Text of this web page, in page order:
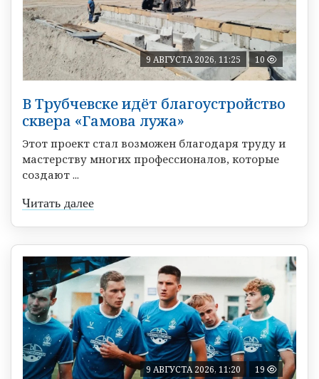
9 АВГУСТА 2026, 11:25 10
В Трубчевске идёт благоустройство
сквера «Гамова лужа»
Этот проект стал возможен благодаря труду и
мастерству многих профессионалов, которые
создают ...
Читать далее
9 АВГУСТА 2026, 11:20 19